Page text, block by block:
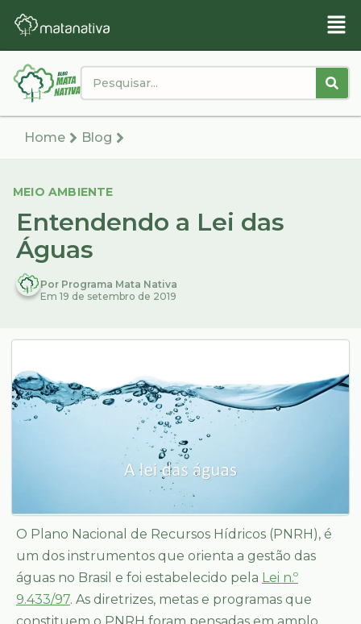
Home Blog
MEIO AMBIENTE
Entendendo a Lei das
Águas
Por Programa Mata Nativa
Em 19 de setembro de 2019
O Plano Nacional de Recursos Hídricos (PNRH), é
um dos instrumentos que orienta a gestão das
águas no Brasil e foi estabelecido pela Lei n.º
9.433/97. As diretrizes, metas e programas que